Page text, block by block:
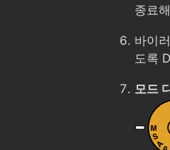
종료
바이
도록
모드